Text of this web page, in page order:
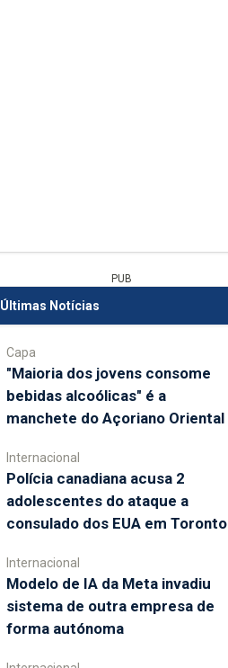
PUB
Últimas Notícias
Capa
"Maioria dos jovens consome
bebidas alcoólicas" é a
manchete do Açoriano Oriental
Internacional
Polícia canadiana acusa 2
adolescentes do ataque a
consulado dos EUA em Toronto
Internacional
Modelo de IA da Meta invadiu
sistema de outra empresa de
forma autónoma